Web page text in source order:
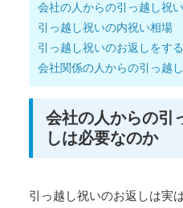
会社の人からの引っ越し祝
引っ越し祝いの内祝い相場
引っ越し祝いのお返しをす
会社関係の人からの引っ越
会社の人からの引
しは必要なのか
引っ越し祝いのお返しは実